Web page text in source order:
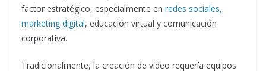
factor estratégico, especialmente en redes sociales,
marketing digital, educación virtual y comunicación
corporativa.
Tradicionalmente, la creación de video requería equipos